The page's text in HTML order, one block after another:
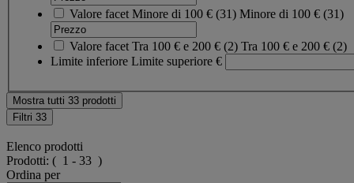
Valore facet Minore di 100 € (31) Minore di 100 € (31)
Valore facet Tra 100 € e 200 € (2) Tra 100 € e 200 € (2)
Limite inferiore Limite superiore €
Mostra tutti 33 prodotti
Filtri 33
Elenco prodotti
Prodotti: ( 1 - 33 )
Ordina per